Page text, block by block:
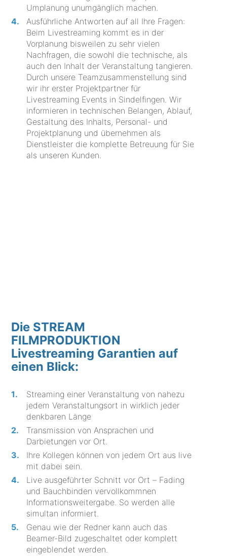
Umplanung unumgänglich machen.
Ausführliche Antworten auf all Ihre Fragen:
Beim Livestreaming kommt es in der
Vorplanung bisweilen zu sehr vielen
Nachfragen, die sowohl die technische, als
auch den Inhalt der Veranstaltung tangieren.
Durch unsere Teamzusammenstellung sind
wir ihr erster Projektpartner für
Livestreaming Events in Sindelfingen. Wir
informieren in technischen Belangen, Ablauf,
Gestaltung des Inhalts, Personal- und
Projektplanung und übernehmen als
Dienstleister die komplette Betreuung für Sie
als unseren Kunden.
Die STREAM
FILMPRODUKTION
Livestreaming Garantien auf
einen Blick:
Streaming einer Veranstaltung von nahezu
jedem Veranstaltungsort in wirklich jeder
denkbaren Länge
Transmission von Ansprachen und
Darbietungen vor Ort.
Ihre Kollegen können von jedem Ort aus live
mit dabei sein.
Live ausgeführter Schnitt vor Ort – Fading
und Bauchbinden vervollkommnen
Informationsweitergabe. So werden alle
simultan informiert.
Genau wie der Redner kann auch das
Beamer-Bild zugeschaltet oder komplett
eingeblendet werden.